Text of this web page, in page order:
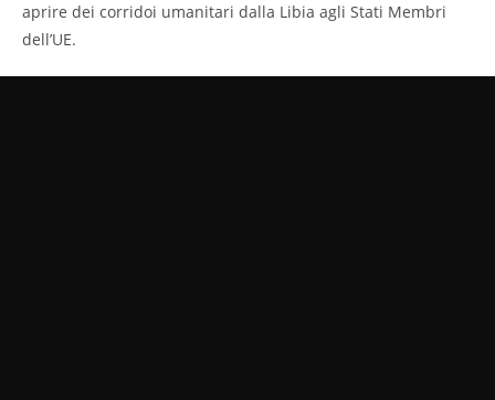
aprire dei corridoi umanitari dalla Libia agli Stati Membri
dell’UE.